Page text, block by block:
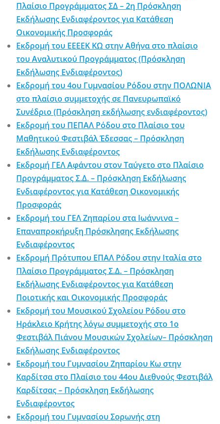
Πλαίσιο Προγράμματος ΣΔ – 2η Πρόσκληση
Εκδήλωσης Ενδιαφέροντος για Κατάθεση
Οικονομικής Προσφοράς
Εκδρομή του ΕΕΕΕΚ ΚΩ στην Αθήνα στο πλαίσιο
του Αναλυτικού Προγράμματος (Πρόσκληση
Εκδήλωσης Ενδιαφέροντος)
Εκδρομή του 4ου Γυμνασίου Ρόδου στην ΠΟΛΩΝΙΑ
στο πλαίσιο συμμετοχής σε Πανευρωπαϊκό
Συνέδριο (Πρόσκληση εκδήλωσης ενδιαφέροντος)
Εκδρομή του ΠΕΠΑΛ Ρόδου στο Πλαίσιο του
Μαθητικού Φεστιβάλ Έδεσσας – Πρόσκληση
Εκδήλωσης Ενδιαφέροντος
Εκδρομή ΓΕΛ Αφάντου στον Ταύγετο στο Πλαίσιο
Προγράμματος Σ.Δ. – Πρόσκληση Εκδήλωσης
Ενδιαφέροντος για Κατάθεση Οικονομικής
Προσφοράς
Εκδρομή του ΓΕΛ Ζηπαρίου στα Ιωάννινα –
Επαναπροκήρυξη Πρόσκλησης Εκδήλωσης
Ενδιαφέροντος
Εκδρομή Πρότυπου ΕΠΑΛ Ρόδου στην Ιταλία στο
Πλαίσιο Προγράμματος Σ.Δ. – Πρόσκληση
Εκδήλωσης Ενδιαφέροντος για Κατάθεση
Ποιοτικής και Οικονομικής Προσφοράς
Εκδρομή του Μουσικού Σχολείου Ρόδου στο
Ηράκλειο Κρήτης λόγω συμμετοχής στο 1ο
Φεστιβάλ Πιάνου Μουσικών Σχολείων– Πρόσκληση
Εκδήλωσης Ενδιαφέροντος
Εκδρομή του Γυμνασίου Ζηπαρίου Κω στην
Καρδίτσα στο Πλαίσιο του 44ου Διεθνούς Φεστιβάλ
Καρδίτσας – Πρόσκληση Εκδήλωσης
Ενδιαφέροντος
Εκδρομή του Γυμνασίου Σορωνής στη